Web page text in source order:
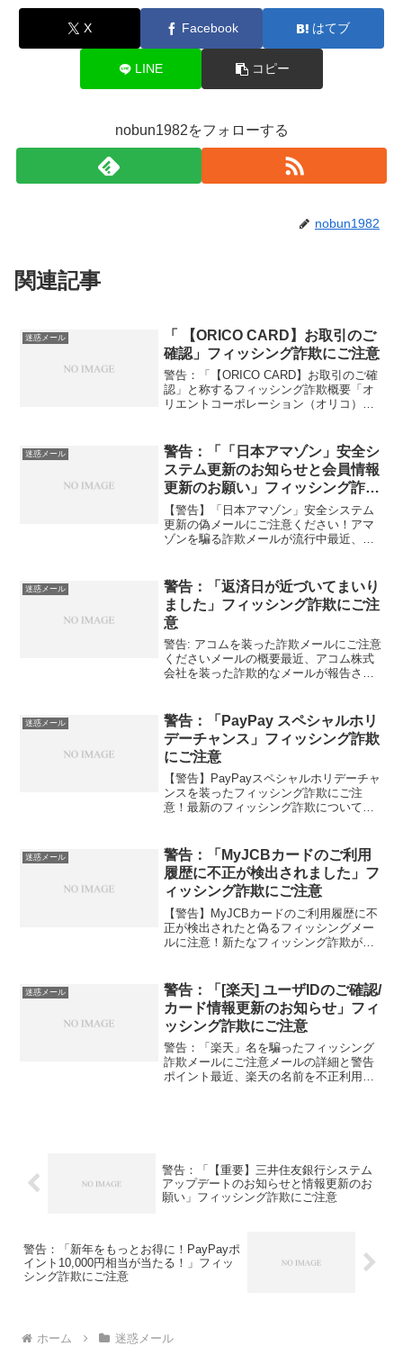
X Facebook はてブ
LINE コピー
nobun1982をフォローする
nobun1982
関連記事
迷惑メール
「 【ORICO CARD】お取引のご
確認」フィッシング詐欺にご注意
警告：「【ORICO CARD】お取引のご確
認」と称するフィッシング詐欺概要「オ
リエントコーポレーション（オリコ）」
個人情報やカード情報を詐取することを
目的としています...
迷惑メール
警告：「「日本アマゾン」安全シ
ステム更新のお知らせと会員情報
更新のお願い」フィッシング詐欺
にご注意
【警告】「日本アマゾン」安全システム
更新の偽メールにご注意ください！アマ
ゾンを騙る詐欺メールが流行中最近、ア
情報を盗むことを目的としており、一見
すると正式な通知のように...
迷惑メール
警告：「返済日が近づいてまいり
ました」フィッシング詐欺にご注
意
警告: アコムを装った詐欺メールにご注意
くださいメールの概要最近、アコム株式
会社を装った詐欺的なメールが報告され
クリックさせようとするものです。メー
ルの詳細件名: 返済...
迷惑メール
警告：「PayPay スペシャルホリ
デーチャンス」フィッシング詐欺
にご注意
【警告】PayPayスペシャルホリデーチャ
ンスを装ったフィッシング詐欺にご注
意！最新のフィッシング詐欺についての
の詐欺メールは、見た目が正規のキャン
ペーンのように...
迷惑メール
警告：「MyJCBカードのご利用
履歴に不正が検出されました」フ
ィッシング詐欺にご注意
【警告】MyJCBカードのご利用履歴に不
正が検出されたと偽るフィッシングメー
ルに注意！新たなフィッシング詐欺が横
報告されています。これらの詐欺メール
は、カードの不正使...
迷惑メール
警告：「[楽天] ユーザIDのご確認/
カード情報更新のお知らせ」フィ
ッシング詐欺にご注意
警告：「楽天」名を騙ったフィッシング
詐欺メールにご注意メールの詳細と警告
ポイント最近、楽天の名前を不正利用し
警告：「【重要】三井住友銀行システム
アップデートのお知らせと情報更新のお
願い」フィッシング詐欺にご注意
警告：「新年をもっとお得に！PayPayポ
イント10,000円相当が当たる！」フィッ
シング詐欺にご注意
ホーム 迷惑メール